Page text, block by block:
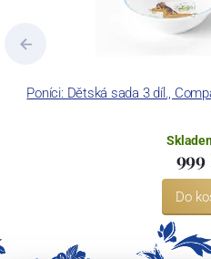
Poníci: Dětská sada 3 díl.,
999
Do